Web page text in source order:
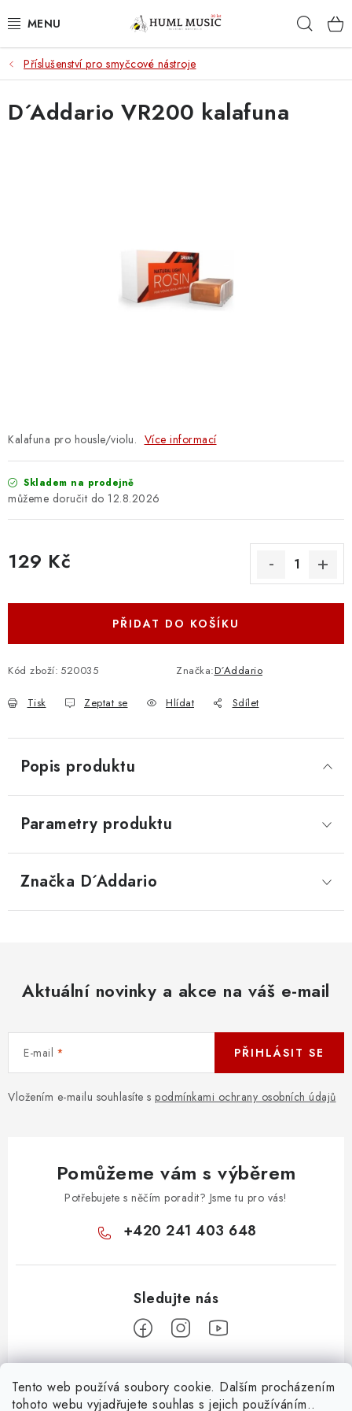
Tento web používá soubory cookie. Dalším procházením
tohoto webu vyjadřujete souhlas s jejich používáním..
na
KYTARY
UKULELE
KONTAKTY
O E-SHOPU
OBCHODNÍ PODMÍNKY
ODSTOUPENÍ OD SMLOUVY
ZÁSADY ZPRACOVÁNÍ OSOBNÍCH ÚDAJŮ
KONTAKTY O E-SHOPU
BLOG
OBCHODNÍ PODMÍNKY
ODSTOUPENÍ OD SMLOUVY
Příslušenství pro smyčcové nástroje
Kalafuna pro housle/violu. Více informací
Skladem na prodejně
12.8.2026
129 Kč
PŘIDAT DO KOŠÍKU
Kód zboží: 520035 Značka:D´Addario
Tisk Zeptat se Hlídat Sdílet
D´Addario VR200 kalafuna
Popis produktu
Parametry produktu
Značka D´Addario
Aktuální novinky a akce na váš e-mail
E-mail
Vložením e-mailu souhlasíte s podmínkami ochrany osobních údajů
PŘIHLÁSIT SE
Pomůžeme vám s výběrem
Potřebujete s něčím poradit? Jsme tu pro vás!
+420 241 403 648
Z